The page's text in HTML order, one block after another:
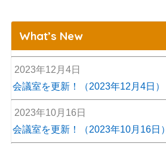
What’s New
2023年12月4日
会議室を更新！（2023年12月4日）
2023年10月16日
会議室を更新！（2023年10月16日）